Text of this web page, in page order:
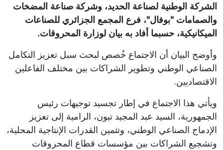
الشركة الوطنية لصناعة الحديد، وشركة صناعة المضخات
والصمامات "بوفال"، فرع المجمع الجزائري للصناعات
الميكانيكية، حسبما أفاد به بيان لوزارة المحروقات.
وأوضح البيان أن الاجتماع خُصص لبحث سبل تعزيز التكامل
الصناعي الوطني وتطوير الشراكات بين مختلف الفاعلين
الاقتصاديين.
ويأتي هذا الاجتماع في إطار تجسيد توجيهات رئيس
الجمهورية، السيد عبد المجيد تبون، الرامية إلى تعزيز
الإدماج الصناعي الوطني، وتثمين القدرات الإنتاجية المحلية،
وتشجيع الشراكات بين مؤسسات قطاع المحروقات